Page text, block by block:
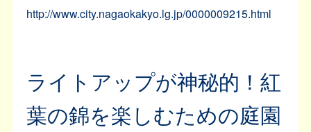
http://www.city.nagaokakyo.lg.jp/0000009215.html
ライトアップが神秘的！紅
葉の錦を楽しむための庭園